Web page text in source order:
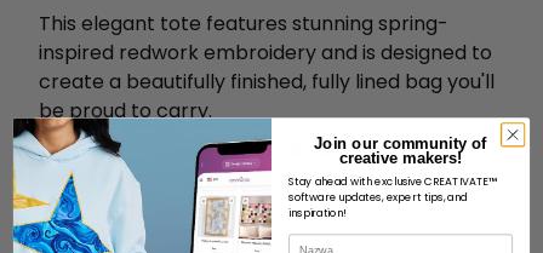
This elegant tote features stunning spring-
inspired redwork embroidery and is designed to
create a beautifully finished, fully lined bag you'll
be proud to carry.
The design includesfour hoop sizes, with all
sizes included in your purchase:
5" × 7"
Join our community of
creative makers!
Stay ahead with exclusive CREATIVATE™
software updates, expert tips, and
inspiration!
Nazwa